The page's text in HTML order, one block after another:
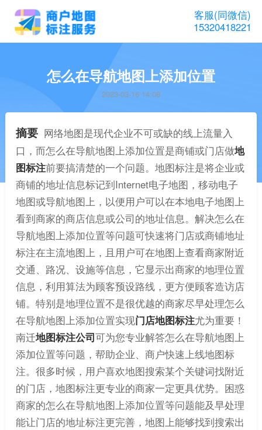
客服(同微信)
15320418221
怎么在导航地图上添加位置
2023-03-16 14:08
摘要 网络地图是现代企业不可或缺的线上流量入
口，而怎么在导航地图上添加位置是商铺或门店做地
图标注前要搞清楚的一个问题。地图标注是将企业或
商铺的地址信息标记到Internet电子地图，移动电子
地图或导航地图上，以便用户可以在本地电子地图上
看到商家的商店信息或公司的地址信息。解决怎么在
导航地图上添加位置等问题可快速将门店或商铺地址
标注在主流地图上，且用户可在地图上查看商家附近
交通、路况、设施等信息，它显示出商家的地理位置
信息，利用算法为顾客预设路线，更方便顾客造访店
铺。特别是地理位置不是很优越的商家尽早处理怎么
在导航地图上添加位置实现门店地图标注尤为重要！
南迁地图标注公司可为您专业解答怎么在导航地图上
添加位置等问题，帮助企业、商户快速上线地图标
注。很多时候，用户喜欢地图搜索某个关键词找附近
的门店，地图标注更专业的商家一定更具优势。困惑
商家的怎么在导航地图上添加位置等问题能及早处理
能让门店的地址标注更完善，地图上能够找到搜索出